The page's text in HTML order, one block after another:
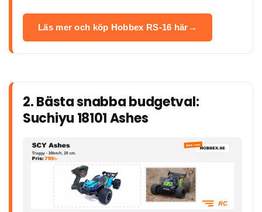
Läs mer och köp Hobbex RS-16 här
2. Bästa snabba budgetval:
Suchiyu 18101 Ashes